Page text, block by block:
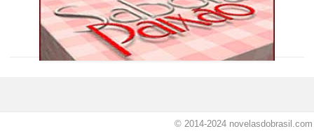
© 2014-2024 novelasdobrasil.com